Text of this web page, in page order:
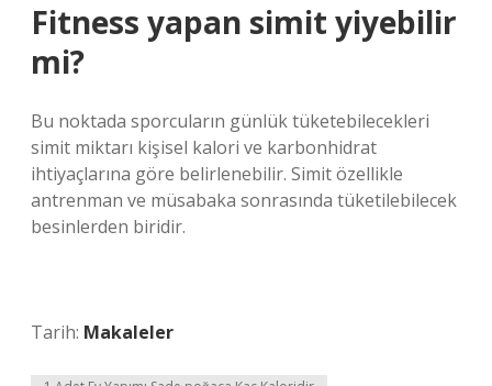
Fitness yapan simit yiyebilir
mi?
Bu noktada sporcuların günlük tüketebilecekleri
simit miktarı kişisel kalori ve karbonhidrat
ihtiyaçlarına göre belirlenebilir. Simit özellikle
antrenman ve müsabaka sonrasında tüketilebilecek
besinlerden biridir.
Tarih: Makaleler